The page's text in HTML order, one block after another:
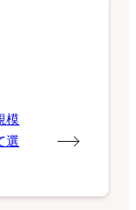
模
選